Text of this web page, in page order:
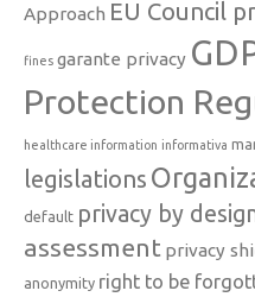
Approach EU Council
fines garante privacy
Protection
healthcare information informativa
legislations
default privacy by
assessment privacy
anonymity right to be